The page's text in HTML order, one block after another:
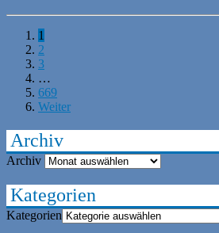
1
2
3
…
669
Weiter
Archiv
Archiv
Kategorien
Kategorien